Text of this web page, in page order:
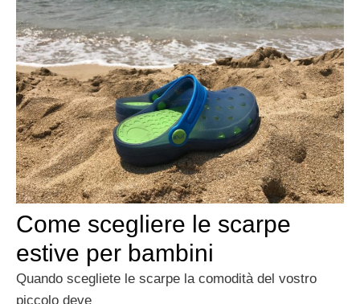
Come scegliere le scarpe
estive per bambini
Quando scegliete le scarpe la comodità del vostro
piccolo deve